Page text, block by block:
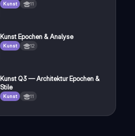
Kunst 11
Kunst Epochen & Analyse
Kunst 12
Kunst Q3 — Architektur Epochen &
Stile
Kunst 11